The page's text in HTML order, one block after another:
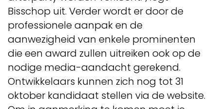
Bisschop uit. Verder wordt er door de
professionele aanpak en de
aanwezigheid van enkele prominenten
die een award zullen uitreiken ook op de
nodige media-aandacht gerekend.
Ontwikkelaars kunnen zich nog tot 31
oktober kandidaat stellen via de website.